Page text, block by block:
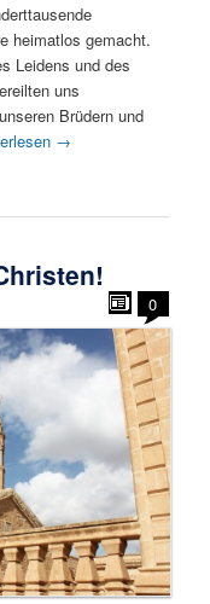
heimatlos gemacht.
Leidens und des
uns
Brüdern und
→
0